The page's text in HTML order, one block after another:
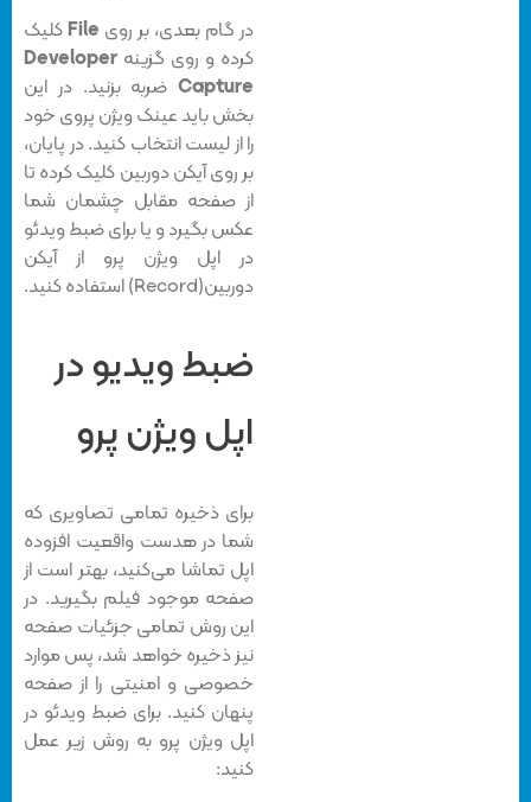
در گام بعدی، بر روی File کلیک
کرده و روی گزینهDeveloper
Captureضربه بزنید. در این
بخش باید عینک ویژن پروی خود
را از لیست انتخاب کنید. در پایان،
بر روی آیکن دوربین کلیک کرده تا
از صفحه مقابل چشمان شما
عکس بگیرد و یا برای ضبط ویدئو
در اپل ویژن پرو از آیکن
دوربین‌(Record) استفاده کنید.
ضبط ویدیو در
اپل ویژن پرو
برای ذخیره تمامی تصاویری که
شما در هدست واقعیت افزوده
اپل تماشا می‌کنید، بهتر است از
صفحه موجود فیلم بگیرید. در
این روش تمامی جزئیات صفحه
نیز ذخیره خواهد شد، پس موارد
خصوصی و امنیتی را از صفحه
پنهان کنید. برای ضبط ویدئو در
اپل ویژن پرو به روش زیر عمل
کنید: